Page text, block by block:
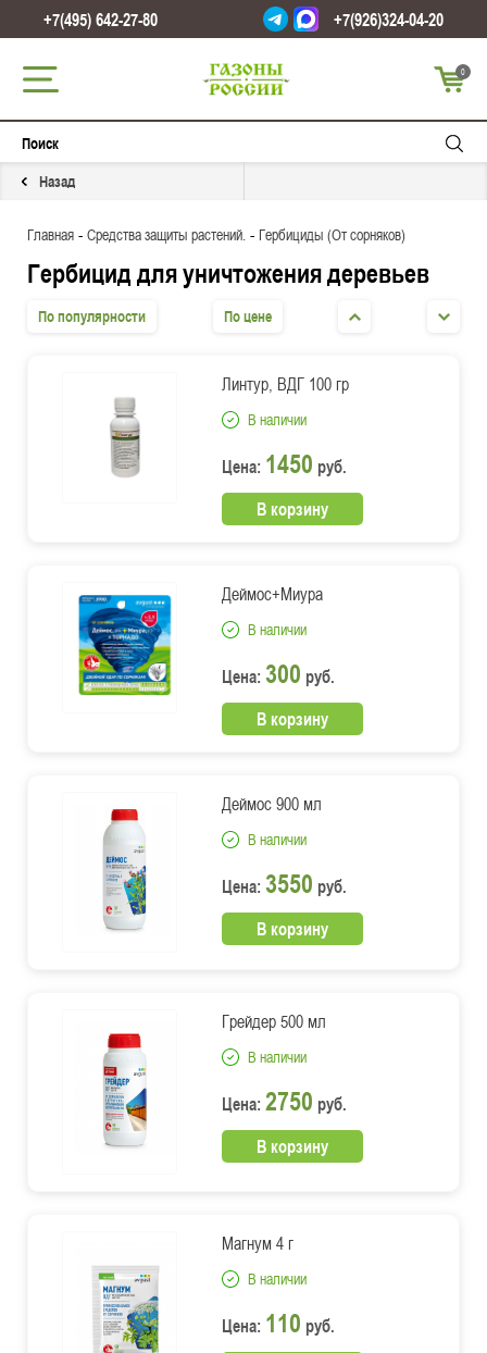
+7(495) 642-27-80 +7(926)324-04-20
0
Назад
Главная - Средства защиты растений. - Гербициды (От сорняков)
Гербицид для уничтожения деревьев
По популярности По цене
Линтур, ВДГ 100 гр
В наличии
Цена: 1450 руб.
В корзину
Деймос+Миура
В наличии
Цена: 300 руб.
В корзину
Деймос 900 мл
В наличии
Цена: 3550 руб.
В корзину
Грейдер 500 мл
В наличии
Цена: 2750 руб.
В корзину
Магнум 4 г
В наличии
Цена: 110 руб.